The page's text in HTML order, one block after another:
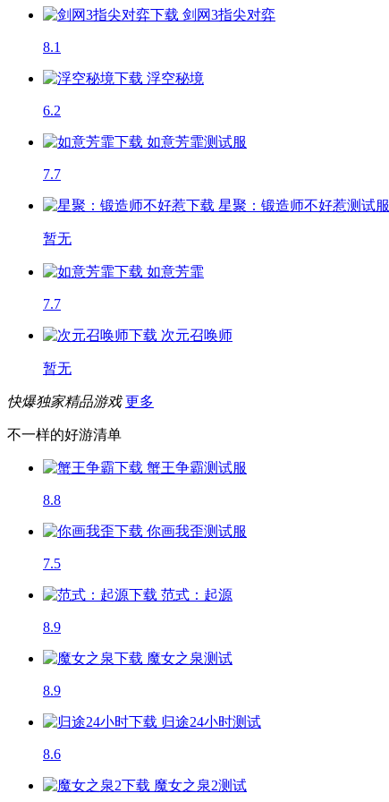
剑网3指尖对弈
8.1
浮空秘境
6.2
如意芳霏测试服
7.7
星聚：锻造师不好惹测试服
暂无
如意芳霏
7.7
次元召唤师
暂无
快爆独家精品游戏 更多
不一样的好游清单
蟹王争霸测试服
8.8
你画我歪测试服
7.5
范式：起源
8.9
魔女之泉测试
8.9
归途24小时测试
8.6
魔女之泉2测试